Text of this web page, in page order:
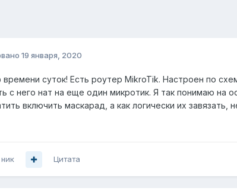
19 января, 2020
суток! Есть роутер MikroTik. Настроен по
с него нат на еще один микротик. Я так понимаю на
включить маскарад, а как логически их
Цитата